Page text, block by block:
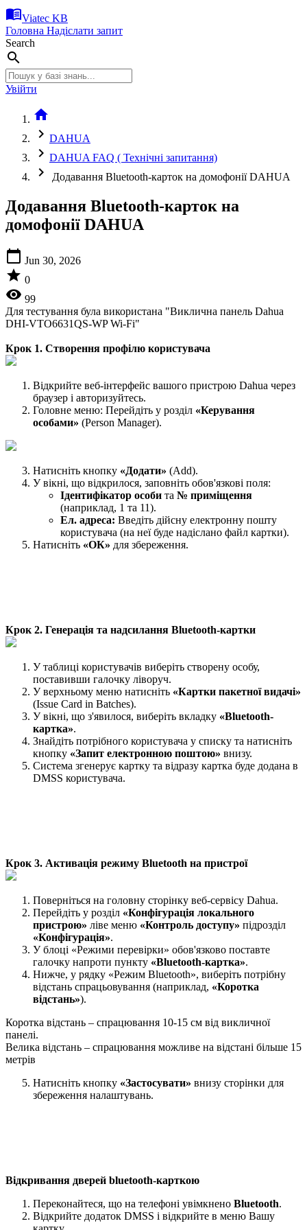
menu_bookViatec KB
Головна Надіслати запит
Search
search
Увійти
home
chevron_right DAHUA
chevron_right DAHUA FAQ ( Технічні запитання)
chevron_right Додавання Bluetooth-карток на домофонії DAHUA
Додавання Bluetooth-карток на
домофонії DAHUA
calendar_today Jun 30, 2026
star 0
visibility 99
Для тестування була використана "Виклична панель Dahua
DHI-VTO6631QS-WP Wi-Fi"
Крок 1. Створення профілю користувача
Відкрийте веб-інтерфейс вашого пристрою Dahua через
браузер і авторизуйтесь.
Головне меню: Перейдіть у розділ «Керування
особами» (Person Manager).
Натисніть кнопку «Додати» (Add).
У вікні, що відкрилося, заповніть обов'язкові поля:
Ідентифікатор особи та № приміщення
(наприклад, 1 та 11).
Ел. адреса: Введіть дійсну електронну пошту
користувача (на неї буде надіслано файл картки).
Натисніть «ОК» для збереження.
Крок 2. Генерація та надсилання Bluetooth-картки
У таблиці користувачів виберіть створену особу,
поставивши галочку ліворуч.
У верхньому меню натисніть «Картки пакетної видачі»
(Issue Card in Batches).
У вікні, що з'явилося, виберіть вкладку «Bluetooth-
картка».
Знайдіть потрібного користувача у списку та натисніть
кнопку «Запит електронною поштою» внизу.
Система згенерує картку та відразу картка буде додана в
DMSS користувача.
Крок 3. Активація режиму Bluetooth на пристрої
Поверніться на головну сторінку веб-сервісу Dahua.
Перейдіть у розділ «Конфігурація локального
пристрою» ліве меню «Контроль доступу» підрозділ
«Конфігурація».
У блоці «Режими перевірки» обов'язково поставте
галочку напроти пункту «Bluetooth-картка».
Нижче, у рядку «Режим Bluetooth», виберіть потрібну
відстань спрацьовування (наприклад, «Коротка
відстань»).
Коротка відстань – спрацювання 10-15 см від викличної
панелі.
Велика відстань – спрацювання можливе на відстані більше 15
метрів
Натисніть кнопку «Застосувати» внизу сторінки для
збереження налаштувань.
Відкривання дверей bluetooth-карткою
Переконайтеся, що на телефоні увімкнено Bluetooth.
Відкрийте додаток DMSS і відкрийте в меню Вашу